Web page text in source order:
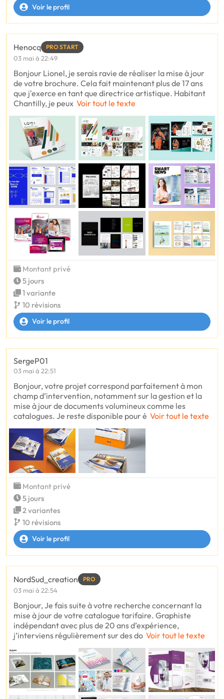
Voir le profil
Henocq PRO START
03 mai à 22:49
Bonjour Lionel, je serais ravie de réaliser la mise à jour
de votre brochure. Cela fait maintenant plus de 17 ans
que j'exerce en tant que directrice artistique. Habitant
Chantilly, je peux Voir tout le texte
Montant privé
5 jours
1 variante
10 révisions
Voir le profil
SergeP01
03 mai à 22:51
Bonjour, votre projet correspond parfaitement à mon
champ d’intervention, notamment sur la gestion et la
mise à jour de documents volumineux comme les
catalogues. Je reste disponible pour é Voir tout le texte
Montant privé
5 jours
2 variantes
10 révisions
Voir le profil
NordSud_creation PRO
03 mai à 22:54
Bonjour, Je fais suite à votre recherche concernant la
mise à jour de votre catalogue tarifaire. Graphiste
indépendant avec plus de 20 ans d’expérience,
j’interviens régulièrement sur des do Voir tout le texte